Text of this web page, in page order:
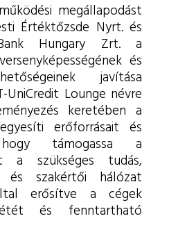
megállapodást
Értéktőzsde Nyrt. és
Hungary Zrt. a
és
javítása
UniCredit Lounge névre
keretében a
erőforrásait és
támogassa a
a szükséges tudás,
és szakértői hálózat
erősítve a cégek
és fenntartható